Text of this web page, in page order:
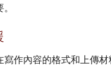
作內容的格式和上傳